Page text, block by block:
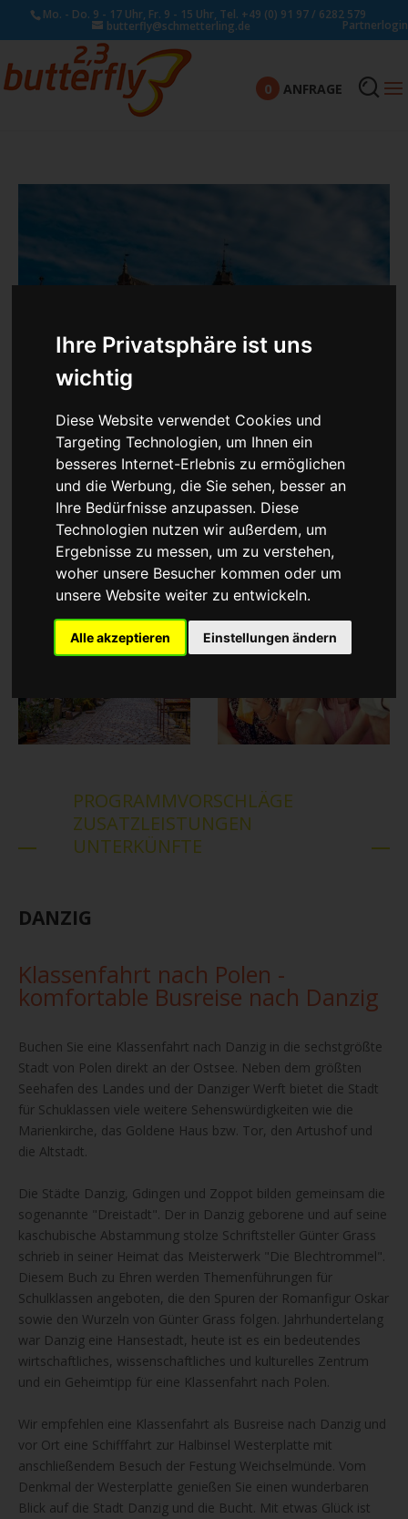
Ihre Privatsphäre ist uns
wichtig
Diese Website verwendet Cookies und
Targeting Technologien, um Ihnen ein
besseres Internet-Erlebnis zu ermöglichen
und die Werbung, die Sie sehen, besser an
Ihre Bedürfnisse anzupassen. Diese
Technologien nutzen wir außerdem, um
Ergebnisse zu messen, um zu verstehen,
woher unsere Besucher kommen oder um
unsere Website weiter zu entwickeln.
Alle akzeptieren Einstellungen ändern
Mo. - Do. 9 - 17 Uhr, Fr. 9 - 15 Uhr, Tel. +49 (0) 91 97 / 6282 579
butterfly@schmetterling.de Partnerlogin
0 ANFRAGE
PROGRAMMVORSCHLÄGE
ZUSATZLEISTUNGEN
UNTERKÜNFTE
DANZIG
Klassenfahrt nach Polen -
komfortable Busreise nach Danzig
Buchen Sie eine Klassenfahrt nach Danzig in die sechstgrößte
Stadt von Polen direkt an der Ostsee. Neben dem größten
Seehafen des Landes und der Danziger Werft bietet die Stadt
für Schuklassen viele weitere Sehenswürdigkeiten wie die
Marienkirche, das Goldene Haus bzw. Tor, den Artushof und
die Altstadt.
Die Städte Danzig, Gdingen und Zoppot bilden gemeinsam die
sogenannte "Dreistadt". Der in Danzig geborene und auf seine
kaschubische Abstammung stolze Schriftsteller Günter Grass
schrieb in seiner Heimat das Meisterwerk "Die Blechtrommel".
Diesem Buch zu Ehren werden Themenführungen für
Schulklassen angeboten, die den Spuren der Romanfigur Oskar
sowie den Wurzeln von Günter Grass folgen. Jahrhundertelang
war Danzig eine Hansestadt, heute ist es ein bedeutendes
wirtschaftliches, wissenschaftliches und kulturelles Zentrum
und ein Geheimtipp für eine Klassenfahrt nach Polen.
Wir empfehlen eine Klassenfahrt als Busreise nach Danzig und
vor Ort eine Schifffahrt zur Halbinsel Westerplatte mit
anschließendem Besuch der Festung Weichselmünde. Vom
Denkmal der Westerplatte genießen Sie einen wunderbaren
Blick auf die Stadt Danzig und die Bucht. Mit etwas Glück ist